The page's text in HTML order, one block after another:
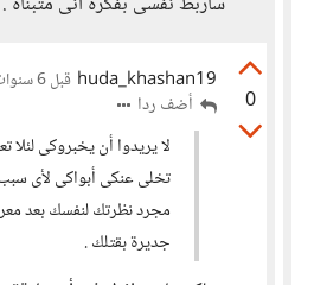
0
huda_khashan19 قبل 6 سنوات
أضف ردا
لا يريدوا أن يخبروكى
تخلى عنكى أبواكى لأى
مجرد نظرتك لنفسك بعد
جديرة بقتلك .